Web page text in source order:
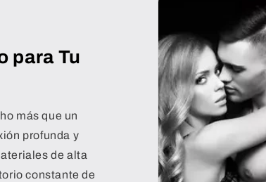
para Tu
más que un
profunda y
de alta
constante de